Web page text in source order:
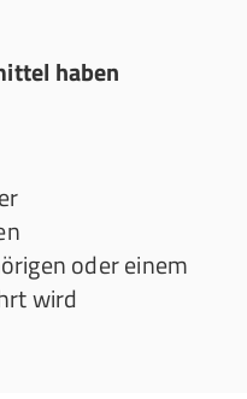
haben
oder einem
wird